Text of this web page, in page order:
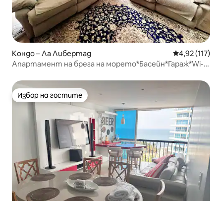
Кондо – Ла Либертад Средна
4,92 (117)
Апартамент на брега на морето*Басейн*Гараж*Wi-
Избор на гостите
Избор на гостите